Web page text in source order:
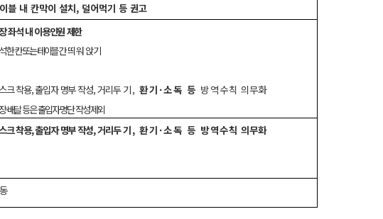
블 내 칸막이 설치, 덜어먹기 등 권고
좌석 내 이용인원 제한
한 칸 또는 테이블 간띄워 앉기
크 착용, 출입자 명부 작성,거리두기,환기·소독 등 방역수칙 의무화
·배달 등은 출입자 명단 작성 제외
크 착용, 출입자 명부 작성,거리두기,환기·소독 등 방역수칙 의무화